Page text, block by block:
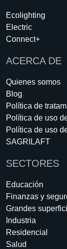
Ecolighting
Electric
Connect+
ACERCA DE
Quienes somos
Blog
Política de
Política de uso
Política de uso
SAGRILAFT
SECTORES
Educación
Finanzas y
Grandes
Industria
Residencial
Salud